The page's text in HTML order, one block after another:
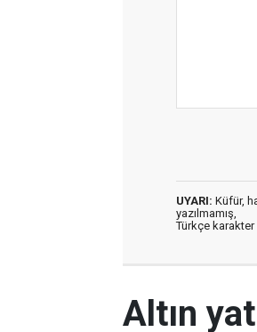
UYARI: Küfür,
yazılmamış,
Türkçe karakter
Altın